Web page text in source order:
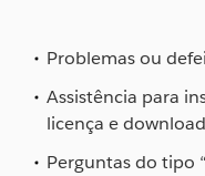
Problemas ou
Assistência para
licença e download
Perguntas do tipo